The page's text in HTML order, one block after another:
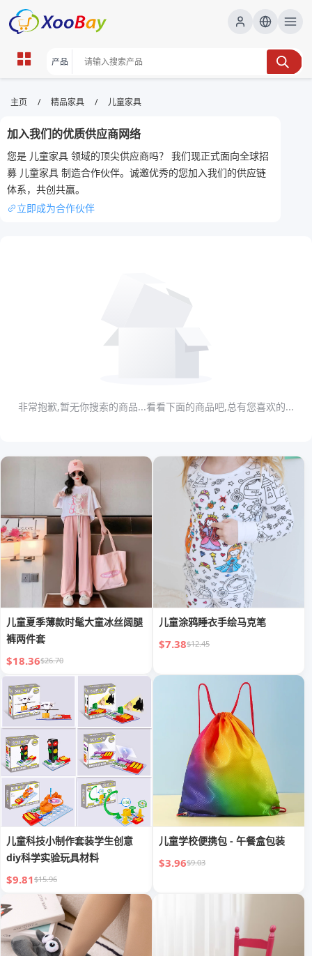
儿童家具 | XOOBAY B2B/B2C
Marketplace
儿童家具,童床,童桌椅, wholesale 儿童家具, XOOBAY
精选儿童家具，安全环保，童房首选装饰学习
主页 / 精品家具 / 儿童家具
加入我们的优质供应商网络
您是 儿童家具 领域的顶尖供应商吗？ 我们现正式面向全球招
募 儿童家具 制造合作伙伴。诚邀优秀的您加入我们的供应链
体系，共创共赢。
立即成为合作伙伴
非常抱歉,暂无你搜索的商品...看看下面的商品吧,总有您喜欢的...
儿童夏季薄款时髦大童冰丝阔腿
裤两件套
$18.36$26.70
儿童涂鸦睡衣手绘马克笔
$7.38$12.45
儿童科技小制作套装学生创意
diy科学实验玩具材料
$9.81$15.96
儿童学校便携包 - 午餐盒包装
$3.96$9.03